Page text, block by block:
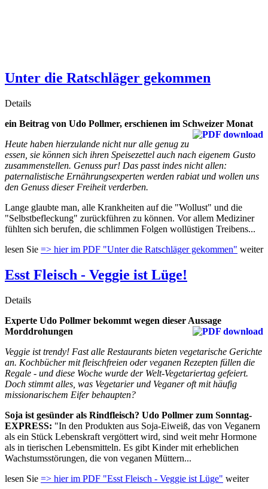
Unter die Ratschläger gekommen
Details
ein Beitrag von Udo Pollmer, erschienen im Schweizer Monat
Heute haben hierzulande nicht nur alle genug zu
essen, sie können sich ihren Speisezettel auch nach eigenem Gusto
zusammenstellen. Genuss pur! Das passt indes nicht allen:
paternalistische Ernährungsexperten werden rabiat und wollen uns
den Genuss dieser Freiheit verderben.
Lange glaubte man, alle Krankheiten auf die "Wollust" und die
"Selbstbefleckung" zurückführen zu können. Vor allem Mediziner
fühlten sich berufen, die schlimmen Folgen wollüstigen Treibens...
lesen Sie => hier im PDF "Unter die Ratschläger gekommen" weiter
Esst Fleisch - Veggie ist Lüge!
Details
Experte Udo Pollmer bekommt wegen dieser Aussage
Morddrohungen
Veggie ist trendy! Fast alle Restaurants bieten vegetarische Gerichte
an. Kochbücher mit fleischfreien oder veganen Rezepten füllen die
Regale - und diese Woche wurde der Welt-Vegetariertag gefeiert.
Doch stimmt alles, was Vegetarier und Veganer oft mit häufig
missionarischem Eifer behaupten?
Soja ist gesünder als Rindfleisch? Udo Pollmer zum Sonntag-
EXPRESS: "In den Produkten aus Soja-Eiweiß, das von Veganern
als ein Stück Lebenskraft vergöttert wird, sind weit mehr Hormone
als in tierischen Lebensmitteln. Es gibt Kinder mit erheblichen
Wachstumsstörungen, die von veganen Müttern...
lesen Sie => hier im PDF "Esst Fleisch - Veggie ist Lüge" weiter